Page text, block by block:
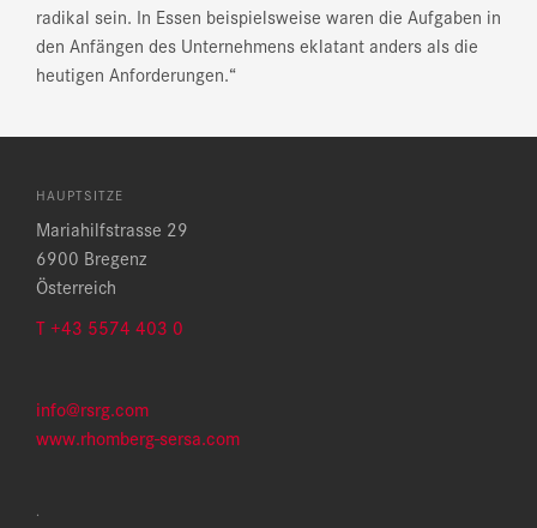
radikal sein. In Essen beispielsweise waren die Aufgaben in
den Anfängen des Unternehmens eklatant anders als die
heutigen Anforderungen.“
HAUPTSITZE
Mariahilfstrasse 29
6900 Bregenz
Österreich
T +43 5574 403 0
info@rsrg.com
www.rhomberg-sersa.com
.